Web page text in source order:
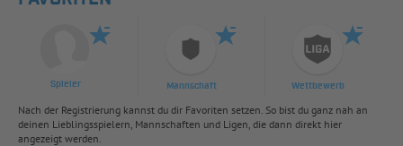
Spieler Mannschaft Wettbewerb
Nach der Registrierung kannst du dir Favoriten setzen. So bist du ganz nah an
deinen Lieblingsspielern, Mannschaften und Ligen, die dann direkt hier
angezeigt werden.